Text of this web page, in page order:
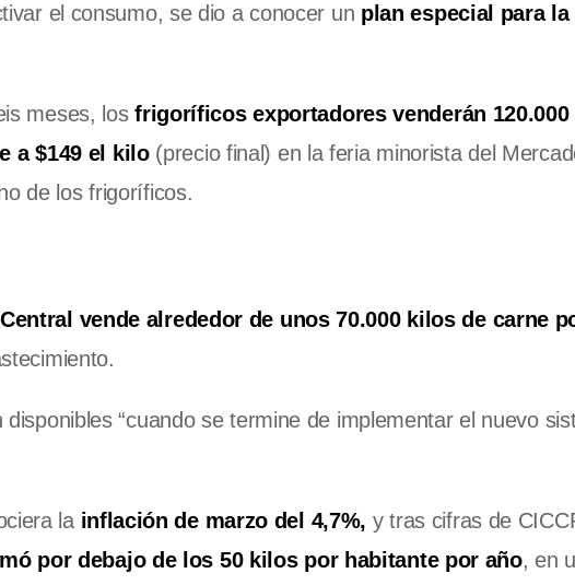
el consumo, se dio a conocer un plan especial para la
meses, losfrigoríficos exportadores venderán
a $149 el kilo(precio final) en la feria minorista del
de los frigoríficos.
vende alrededor de unos 70.000 kilos de carne
“cuando se termine de implementar el nuevo
la inflación de marzo del 4,7%, y tras cifras de
por debajo de los 50 kilos por habitante por año, en